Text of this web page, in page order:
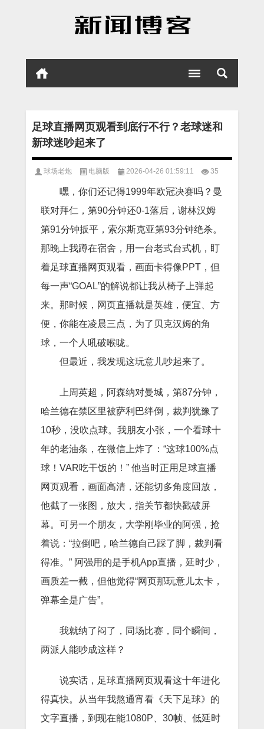
足球直播网页观看到底行不行？老球迷和
新球迷吵起来了
球场老炮 电脑版 2026-04-26 01:59:11 35
嘿，你们还记得1999年欧冠决赛吗？曼
联对拜仁，第90分钟还0-1落后，谢林汉姆
第91分钟扳平，索尔斯克亚第93分钟绝杀。
那晚上我蹲在宿舍，用一台老式台式机，盯
着足球直播网页观看，画面卡得像PPT，但
每一声“GOAL”的解说都让我从椅子上弹起
来。那时候，网页直播就是英雄，便宜、方
便，你能在凌晨三点，为了贝克汉姆的角
球，一个人吼破喉咙。
但最近，我发现这玩意儿吵起来了。
上周英超，阿森纳对曼城，第87分钟，
哈兰德在禁区里被萨利巴绊倒，裁判犹豫了
10秒，没吹点球。我朋友小张，一个看球十
年的老油条，在微信上炸了：“这球100%点
球！VAR吃干饭的！” 他当时正用足球直播
网页观看，画面高清，还能切多角度回放，
他截了一张图，放大，指关节都快戳破屏
幕。可另一个朋友，大学刚毕业的阿强，抢
着说：“拉倒吧，哈兰德自己踩了脚，裁判看
得准。” 阿强用的是手机App直播，延时少，
画质差一截，但他觉得“网页那玩意儿太卡，
弹幕全是广告”。
我就纳了闷了，同场比赛，同个瞬间，
两派人能吵成这样？
说实话，足球直播网页观看这十年进化
得真快。从当年我熬通宵看《天下足球》的
文字直播，到现在能1080P、30帧、低延时